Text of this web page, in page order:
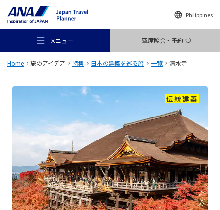
Philippines
メニュー 空席照会・予約
おすすめの旅
旅のアイデア
行き先
Home 旅のアイデア 特集 日本の建築を巡る旅 一覧 清水寺
伝統建築